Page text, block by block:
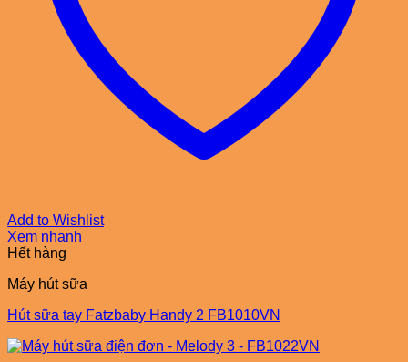
Add to Wishlist
Xem nhanh
Hết hàng
Máy hút sữa
Hút sữa tay Fatzbaby Handy 2 FB1010VN